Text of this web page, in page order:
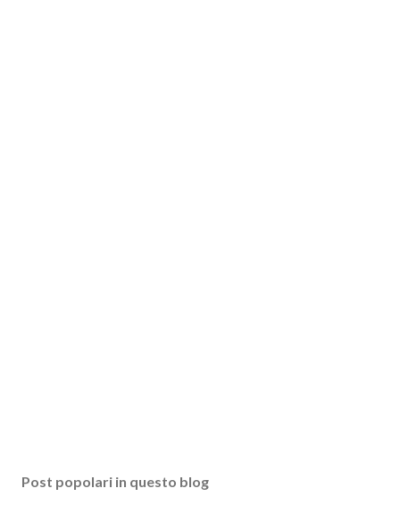
Post popolari in questo blog